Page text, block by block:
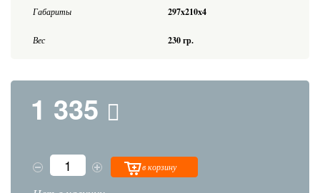
Габариты 297x210x4
Вес 230 гр.
1 335
в корзину